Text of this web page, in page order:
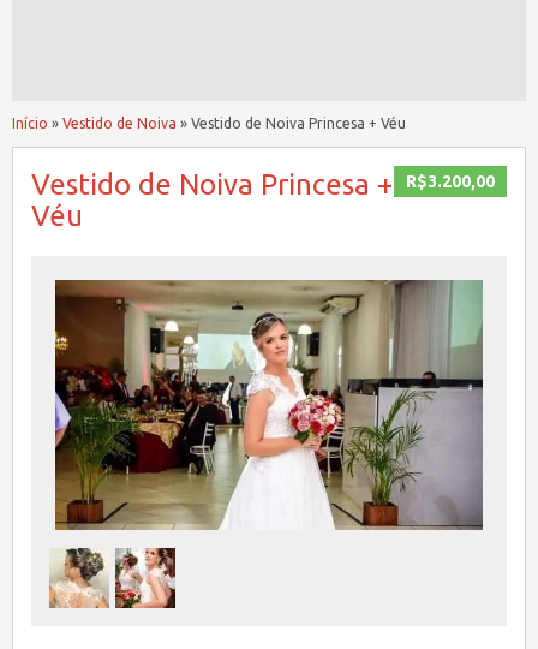
Início » Vestido de Noiva » Vestido de Noiva Princesa + Véu
R$3.200,00
Vestido de Noiva Princesa +
Véu